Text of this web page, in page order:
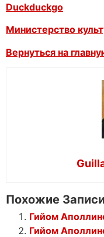
Duckduckgo
Министерство
Вернуться на
Похожие
Гийом
Гийом